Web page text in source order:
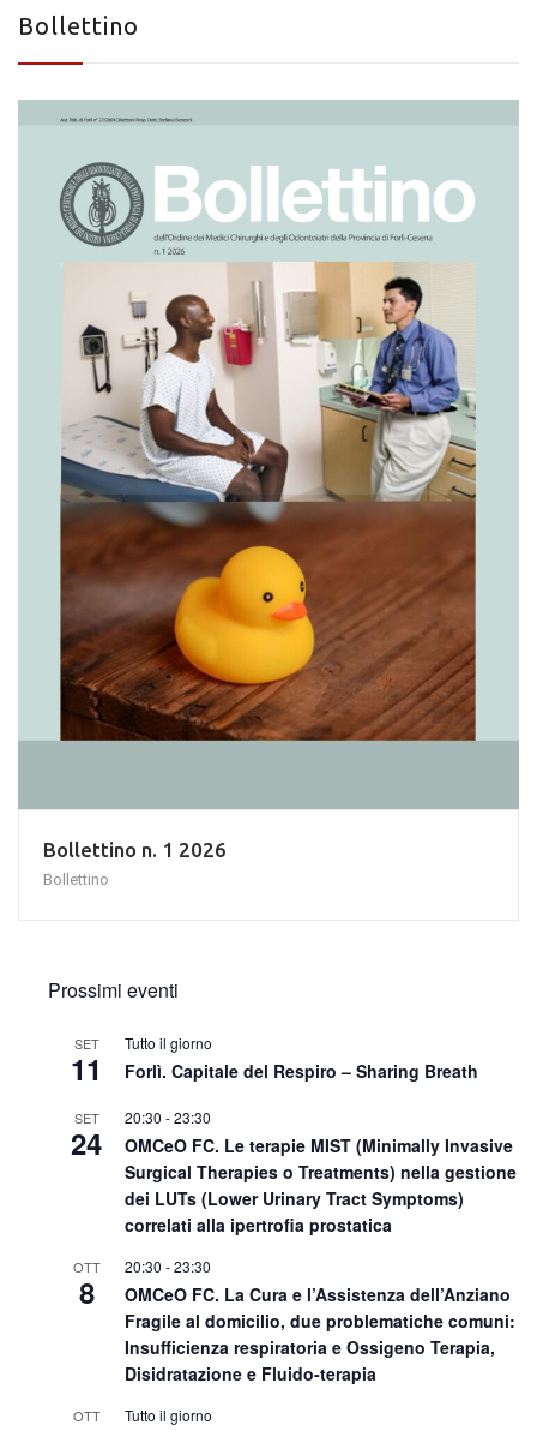
Bollettino
Bollettino n. 1 2026
Bollettino
Prossimi eventi
SET
11
Tutto il giorno
Forlì. Capitale del Respiro – Sharing Breath
SET
24
20:30 -23:30
OMCeO FC. Le terapie MIST (Minimally Invasive
Surgical Therapies o Treatments) nella gestione
dei LUTs (Lower Urinary Tract Symptoms)
correlati alla ipertrofia prostatica
OTT
8
20:30 -23:30
OMCeO FC. La Cura e l’Assistenza dell’Anziano
Fragile al domicilio, due problematiche comuni:
Insufficienza respiratoria e Ossigeno Terapia,
Disidratazione e Fluido-terapia
OTT Tutto il giorno